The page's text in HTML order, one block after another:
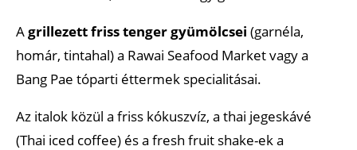
Agrillezett friss tenger gyümölcsei (garnéla,
homár, tintahal) a Rawai Seafood Market vagy a
Bang Pae tóparti éttermek specialitásai.
Az italok közül a friss kókuszvíz, a thai jegeskávé
(Thai iced coffee) és a fresh fruit shake-ek a